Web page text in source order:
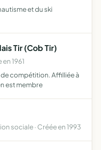
et du ski
Tir (Cob Tir)
1961
compétition. Affilliée à
est membre
sociale · Créée en 1993